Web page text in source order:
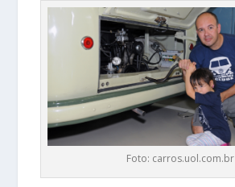
Foto: carros.uol.com.br